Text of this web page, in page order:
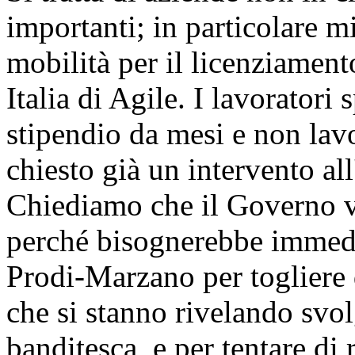
importanti; in particolare
mobilità per il
Italia di Agile. I lavoratori
stipendio da mesi e non
chiesto già un intervento
Chiediamo che il Governo
perché bisognerebbe
Prodi-Marzano per
che si stanno rivelando
banditesca, e per tentare di